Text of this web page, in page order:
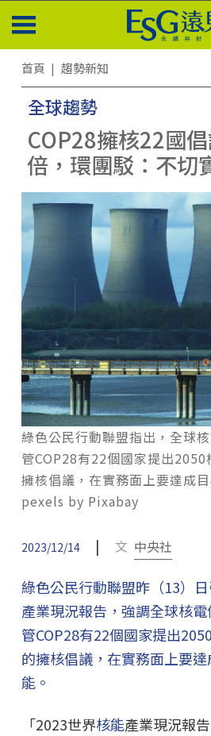
首頁 趨勢新知
全球趨勢
COP28擁核22國
倍，環團駁：不切
綠色公民行動聯盟指出，全球
管COP28有22個國家提出
擁核倡議，在實務面上要達成
pexels by Pixabay
2023/12/14 | 文 中央社
綠色公民行動聯盟昨（13）
產業現況報告，強調全球核
管COP28有22個國家提出
的擁核倡議，在實務面上要
能。
「2023世界核能產業現況報